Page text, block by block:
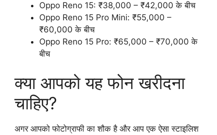
Oppo Reno 15: ₹38,000 – ₹42,000 के बीच
Oppo Reno 15 Pro Mini: ₹55,000 –
₹60,000 के बीच
Oppo Reno 15 Pro: ₹65,000 – ₹70,000 के
बीच
क्या आपको यह फोन खरीदना
चाहिए?
अगर आपको फोटोग्राफी का शौक है और आप एक ऐसा स्टाइलिश